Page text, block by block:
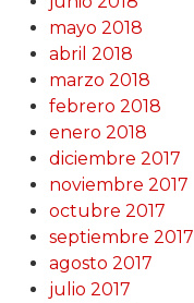
mayo 2018
abril 2018
marzo 2018
febrero 2018
enero 2018
diciembre 2017
noviembre 2017
octubre 2017
septiembre 2017
agosto 2017
julio 2017